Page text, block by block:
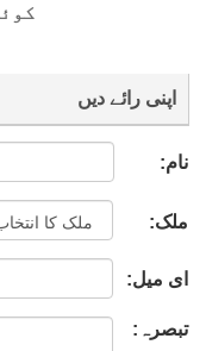
اپنی رائے دیں
نام:
ملک:
ای میل:
تبصرہ: